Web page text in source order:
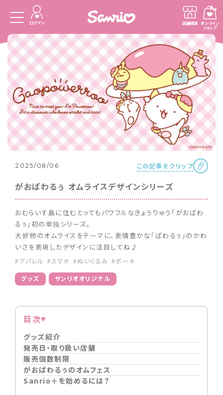
ログイン 店舗検索 オンライン
ショップ
2025/08/06 この記事をクリップ
がおぱわるぅ オムライスデザインシリーズ
おむらいす島に住むとってもパワフルなきょうりゅう「がおぱわ
るぅ」初の単独シリーズ。
大好物のオムライスをテーマに、表情豊かな「ぱわるぅ」のかわ
いさを表現したデザインに注目してね♪
#アパレル #スマホ #ぬいぐるみ #ポーチ
グッズ サンリオオリジナル
目次
グッズ紹介
発売日・取り扱い店舗
販売個数制限
がおぱわるぅのオムフェス
Sanrio＋を始めるには？